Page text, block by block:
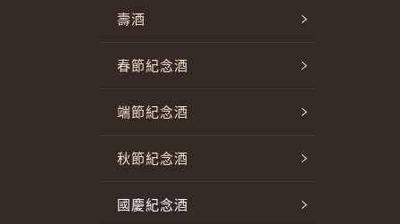
壽酒
春節紀念酒
端節紀念酒
秋節紀念酒
國慶紀念酒